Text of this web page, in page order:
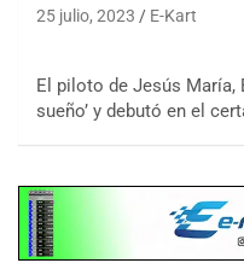
25 julio, 2023 E-Kart
El piloto de Jesús María,
sueño’ y debutó en el